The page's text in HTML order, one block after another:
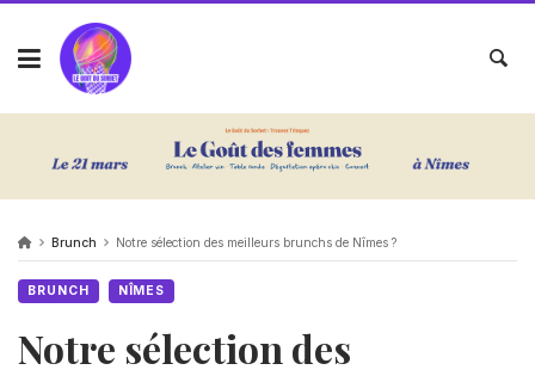
Brunch Notre sélection des meilleurs brunchs de Nîmes ?
BRUNCH NÎMES
Notre sélection des